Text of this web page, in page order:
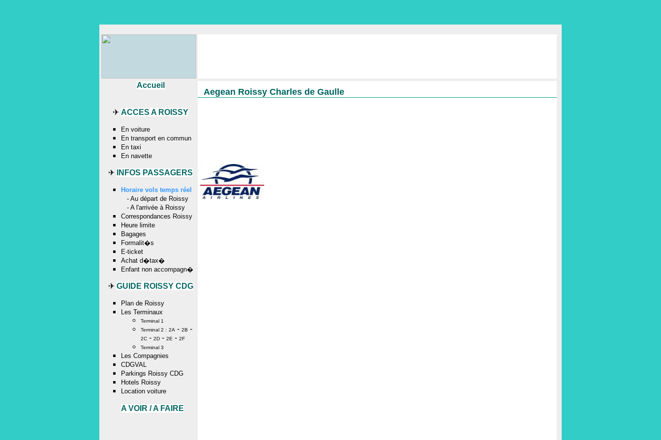
Aegean Roissy Charles de Gaulle
Accueil
✈ ACCES A ROISSY
En voiture
En transport en commun
En taxi
En navette
✈ INFOS PASSAGERS
Horaire vols temps réel
- Au départ de Roissy
- A l'arrivée à Roissy
Correspondances Roissy
Heure limite
Bagages
Formalit�s
E-ticket
Achat d�tax�
Enfant non accompagn�
✈ GUIDE ROISSY CDG
Plan de Roissy
Les Terminaux
Terminal 1
Terminal 2 : 2A - 2B -
2C - 2D - 2E - 2F
Terminal 3
Les Compagnies
CDGVAL
Parkings Roissy CDG
Hotels Roissy
Location voiture
A VOIR / A FAIRE